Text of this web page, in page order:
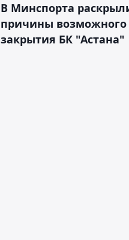
В Минспорта
причины возможного
закрытия БК "Астана"